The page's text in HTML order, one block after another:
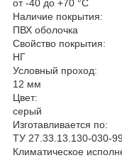
от -40 до +70 °С
Наличие покрытия:
ПВХ оболочка
Свойство покрытия:
НГ
Условный проход:
12 мм
Цвет:
серый
Изготавливается по:
ТУ 27.33.13.130-030-
Климатическое